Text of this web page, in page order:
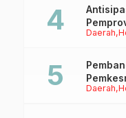
Daerah
Ruang
Daerah
Sulbar